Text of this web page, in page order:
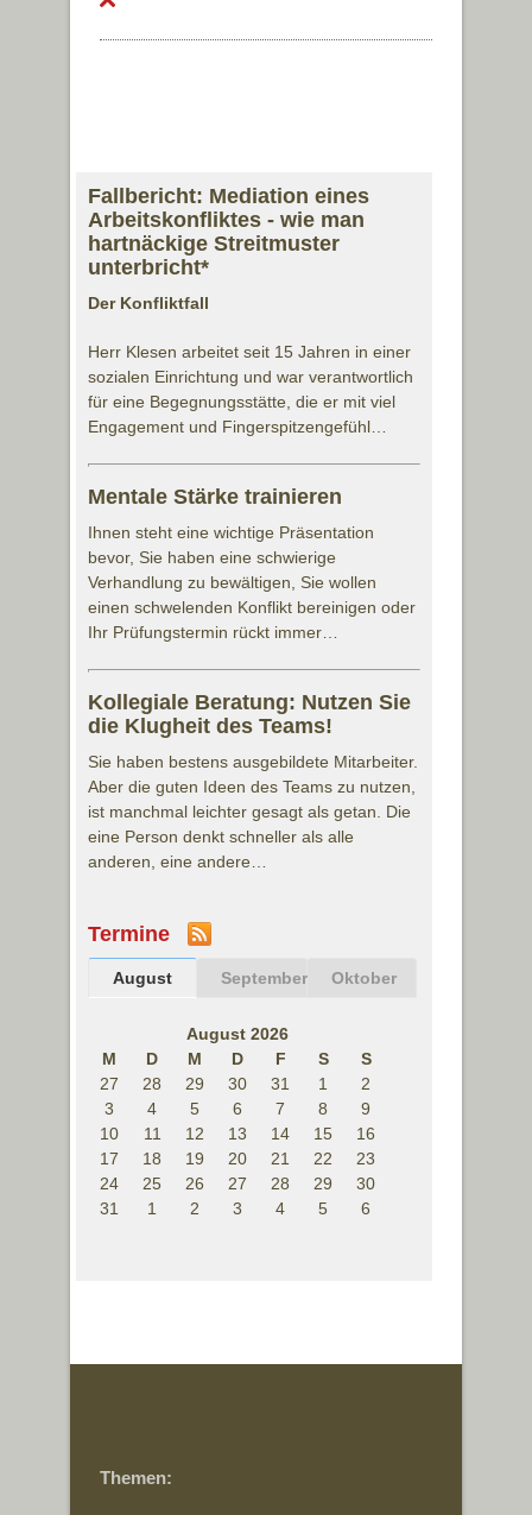
Fallbericht: Mediation eines
Arbeitskonfliktes - wie man
hartnäckige Streitmuster
unterbricht*
Der Konfliktfall
Herr Klesen arbeitet seit 15 Jahren in einer
sozialen Einrichtung und war verantwortlich
für eine Begegnungsstätte, die er mit viel
Engagement und Fingerspitzengefühl…
Mentale Stärke trainieren
Ihnen steht eine wichtige Präsentation
bevor, Sie haben eine schwierige
Verhandlung zu bewältigen, Sie wollen
einen schwelenden Konflikt bereinigen oder
Ihr Prüfungstermin rückt immer…
Kollegiale Beratung: Nutzen Sie
die Klugheit des Teams!
Sie haben bestens ausgebildete Mitarbeiter.
Aber die guten Ideen des Teams zu nutzen,
ist manchmal leichter gesagt als getan. Die
eine Person denkt schneller als alle
anderen, eine andere…
Termine
August September Oktober
August 2026
M
D M D F S
S
27
28 29 30 31 1
2
3
4 5 6 7 8
9
10
11 12 13 14 15
16
17
18 19 20 21 22
23
24
25 26 27 28 29
30
31
1 2 3 4 5 6
Themen: